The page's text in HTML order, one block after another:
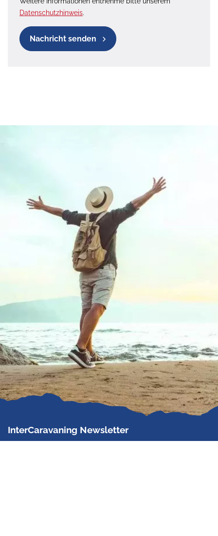
Datenschutzhinweis.
Nachricht senden
InterCaravaning Newsletter